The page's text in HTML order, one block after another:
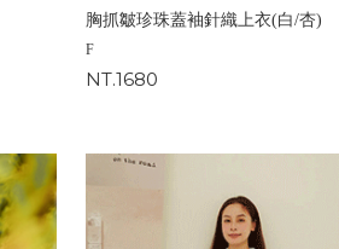
胸抓皺珍珠蓋袖針織上衣(白/杏)
F
NT.1680